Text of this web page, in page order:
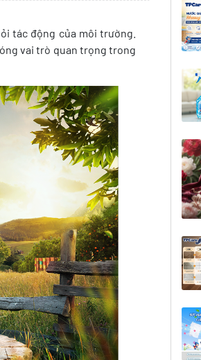
tác động của môi trường.
vai trò quan trọng trong